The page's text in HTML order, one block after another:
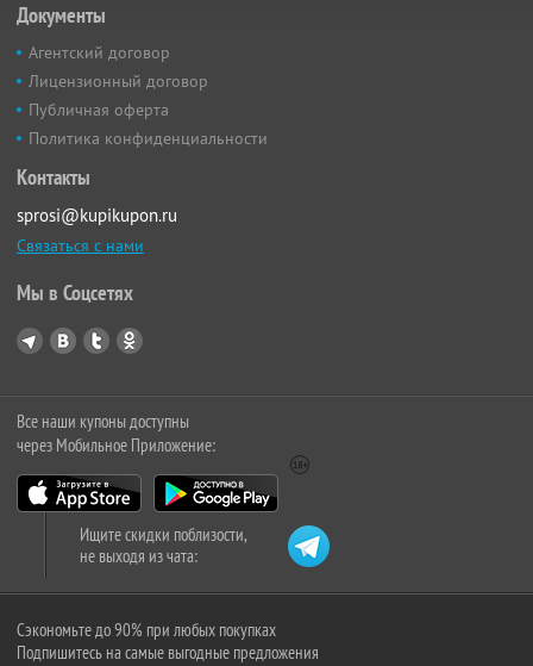
Документы
Агентский договор
Лицензионный договор
Публичная оферта
Политика конфиденциальности
Контакты
sprosi@kupikupon.ru
Связаться с нами
Мы в Соцсетях
Все наши купоны доступны
через Мобильное Приложение:
Ищите скидки поблизости,
не выходя из чата:
Сэкономьте до 90% при любых покупках
Подпишитесь на самые выгодные предложения